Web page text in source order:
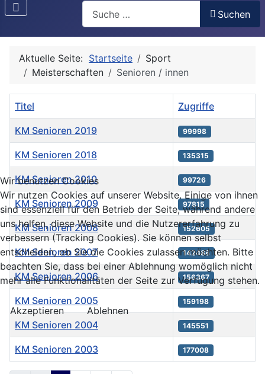
Suchen
Aktuelle Seite: Startseite
Sport
Meisterschaften
Senioren / innen
Beiträge
Titel Zugriffe
KM Senioren 2019 99998
KM Senioren 2018 135315
KM Senioren 2010 99726
KM Senioren 2009 97815
KM Senioren 2008 152605
KM Senioren 2007 142488
KM Senioren 2006 156367
KM Senioren 2005 159198
KM Senioren 2004 145551
KM Senioren 2003 177008
Wir benutzen Cookies
Wir nutzen Cookies auf unserer Website. Einige von ihnen
sind essenziell für den Betrieb der Seite, während andere
uns helfen, diese Website und die Nutzererfahrung zu
verbessern (Tracking Cookies). Sie können selbst
entscheiden, ob Sie die Cookies zulassen möchten. Bitte
beachten Sie, dass bei einer Ablehnung womöglich nicht
mehr alle Funktionalitäten der Seite zur Verfügung stehen.
Akzeptieren Ablehnen